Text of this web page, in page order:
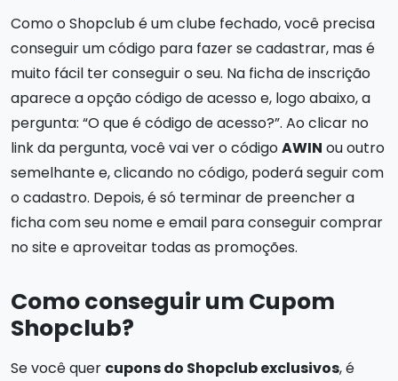
Como o Shopclub é um clube fechado, você precisa
conseguir um código para fazer se cadastrar, mas é
muito fácil ter conseguir o seu. Na ficha de inscrição
aparece a opção código de acesso e, logo abaixo, a
pergunta: “O que é código de acesso?”. Ao clicar no
link da pergunta, você vai ver o códigoAWIN ou outro
semelhante e, clicando no código, poderá seguir com
o cadastro. Depois, é só terminar de preencher a
ficha com seu nome e email para conseguir comprar
no site e aproveitar todas as promoções.
Como conseguir um Cupom
Shopclub?
Se você quer cupons do Shopclub exclusivos, é